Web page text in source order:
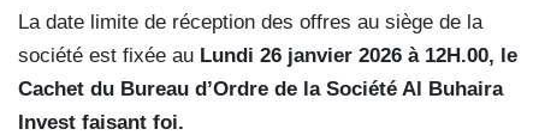
La date limite de réception des offres au siège de la
société est fixée au Lundi 26 janvier 2026 à 12H.00, le
Cachet du Bureau d’Ordre de la Société Al Buhaira
Invest faisant foi.